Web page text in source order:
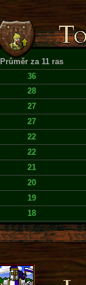
Průměr za 11 ras
36
28
27
27
22
22
21
20
19
18